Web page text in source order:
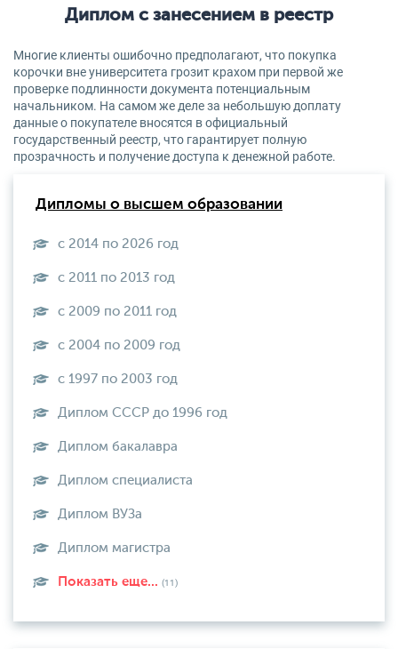
Диплом с занесением в реестр
Многие клиенты ошибочно предполагают, что покупка
корочки вне университета грозит крахом при первой же
проверке подлинности документа потенциальным
начальником. На самом же деле за небольшую доплату
данные о покупателе вносятся в официальный
государственный реестр, что гарантирует полную
прозрачность и получение доступа к денежной работе.
Дипломы о высшем образовании
с 2014 по 2026 год
с 2011 по 2013 год
с 2009 по 2011 год
с 2004 по 2009 год
с 1997 по 2003 год
Диплом СССР до 1996 год
Диплом бакалавра
Диплом специалиста
Диплом ВУЗа
Диплом магистра
Показать еще... (11)